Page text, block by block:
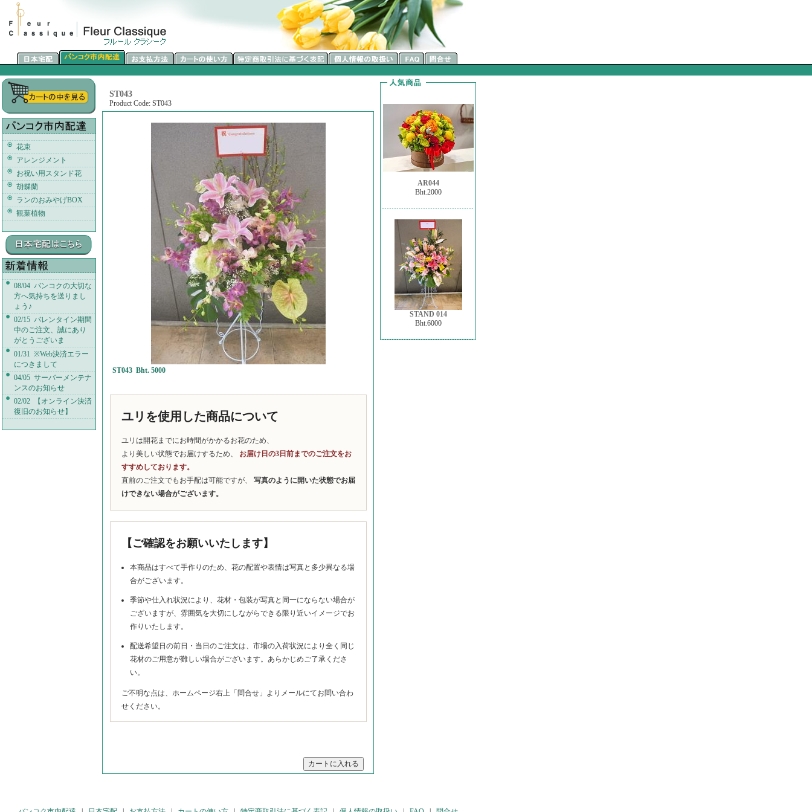
花束
アレンジメント
お祝い用スタンド花
胡蝶蘭
ランのおみやげBOX
観葉植物
08/04 バンコクの大切な
方へ気持ちを送りまし
ょう♪
02/15 バレンタイン期間
中のご注文、誠にあり
がとうございま
01/31 ※Web決済エラー
につきまして
04/05 サーバーメンテナ
ンスのお知らせ
02/02 【オンライン決済
復旧のお知らせ】
ST043
Product Code: ST043
ST043 Bht. 5000
ユリを使用した商品について
ユリは開花までにお時間がかかるお花のため、
より美しい状態でお届けするため、
お届け日の3日前までのご注文をお
すすめしております。
直前のご注文でもお手配は可能ですが、 写真のように開いた状態でお届
けできない場合がございます。
【ご確認をお願いいたします】
本商品はすべて手作りのため、花の配置や表情は写真と多少異なる場
合がございます。
季節や仕入れ状況により、花材・包装が写真と同一にならない場合が
ございますが、雰囲気を大切にしながらできる限り近いイメージでお
作りいたします。
配送希望日の前日・当日のご注文は、市場の入荷状況により全く同じ
花材のご用意が難しい場合がございます。あらかじめご了承くださ
い。
ご不明な点は、ホームページ右上「問合せ」よりメールにてお問い合わ
せください。
AR044
Bht.2000
STAND 014
Bht.6000